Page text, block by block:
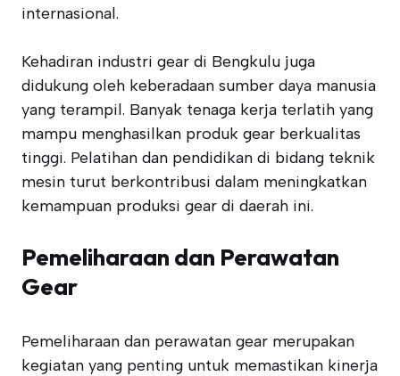
internasional.
Kehadiran industri gear di Bengkulu juga
didukung oleh keberadaan sumber daya manusia
yang terampil. Banyak tenaga kerja terlatih yang
mampu menghasilkan produk gear berkualitas
tinggi. Pelatihan dan pendidikan di bidang teknik
mesin turut berkontribusi dalam meningkatkan
kemampuan produksi gear di daerah ini.
Pemeliharaan dan Perawatan
Gear
Pemeliharaan dan perawatan gear merupakan
kegiatan yang penting untuk memastikan kinerja